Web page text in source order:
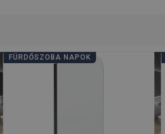
FÜRDŐSZOBA NAPOK